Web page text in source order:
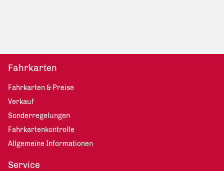
Fahrkarten
Fahrkarten & Preise
Verkauf
Sonderregelungen
Fahrkartenkontrolle
Allgemeine Informationen
Service